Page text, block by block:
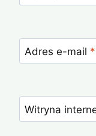
Adres e-mail *
Witryna